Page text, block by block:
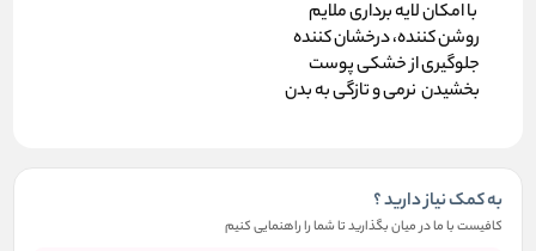
با امکان لایه برداری ملایم
روشن کننده، درخشان کننده
جلوگیری از خشکی پوست
بخشیدن نرمی و تازگی به بدن
به کمک نیاز دارید ؟
کافیست با ما در میان بگذارید تا شما را راهنمایی کنیم